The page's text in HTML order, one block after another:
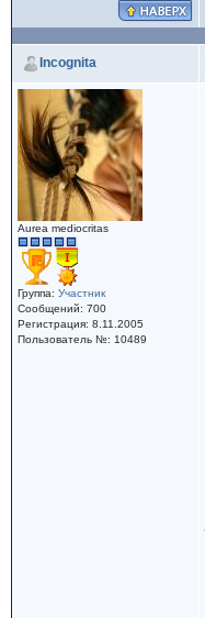
Incognita
Aurea mediocritas
Группа: Участник
Сообщений: 700
Регистрация: 8.11.2005
Пользователь №: 10489